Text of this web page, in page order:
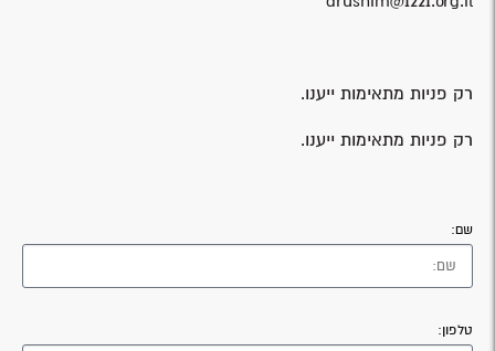
רק פניות מתאימות ייענו.
רק פניות מתאימות ייענו.
שם:
טלפון: